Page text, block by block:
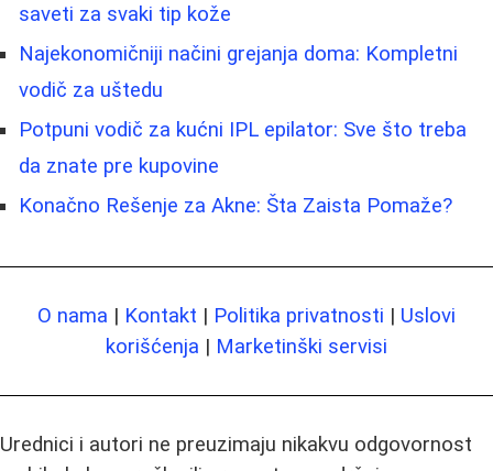
saveti za svaki tip kože
Najekonomičniji načini grejanja doma: Kompletni
vodič za uštedu
Potpuni vodič za kućni IPL epilator: Sve što treba
da znate pre kupovine
Konačno Rešenje za Akne: Šta Zaista Pomaže?
O nama | Kontakt | Politika privatnosti | Uslovi
korišćenja | Marketinški servisi
Urednici i autori ne preuzimaju nikakvu odgovornost